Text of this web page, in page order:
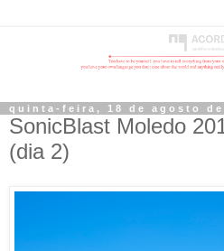
quinta-feira, 18 de agosto de
SonicBlast Moledo
(dia 2)